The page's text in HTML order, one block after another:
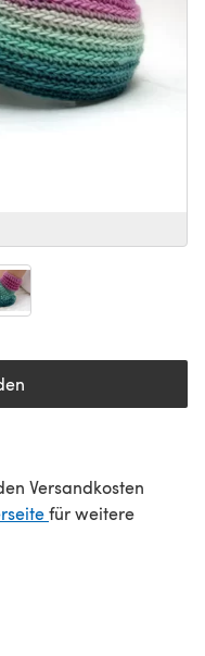
sich in einem neuen
Versandkosten
(öffnet sich in
für weitere